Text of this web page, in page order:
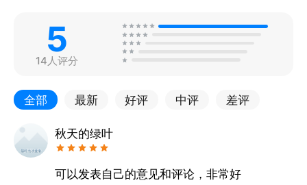
5
14人评分
全部 最新 好评 中评 差评
秋天的绿叶
可以发表自己的意见和评论，非常好